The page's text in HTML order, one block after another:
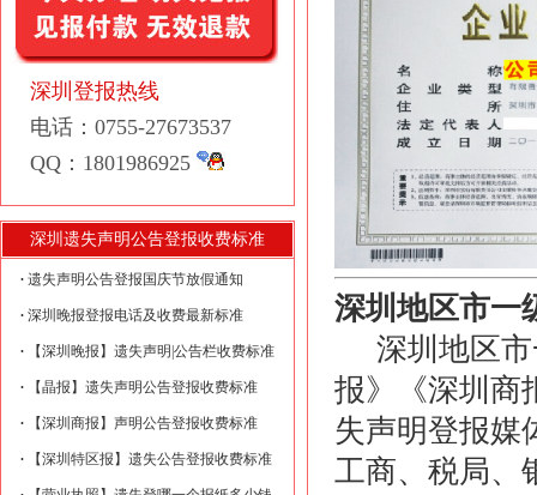
深圳登报热线
电话：0755-27673537
QQ：1801986925
深圳遗失声明公告登报收费标准
遗失声明公告登报国庆节放假通知
深圳晚报登报电话及收费最新标准
【深圳晚报】遗失声明|公告栏收费标准
【晶报】遗失声明公告登报收费标准
【深圳商报】声明公告登报收费标准
【深圳特区报】遗失公告登报收费标准
深圳地区市一
深圳地区市
报》《深圳商
失声明登报媒
工商、税局、